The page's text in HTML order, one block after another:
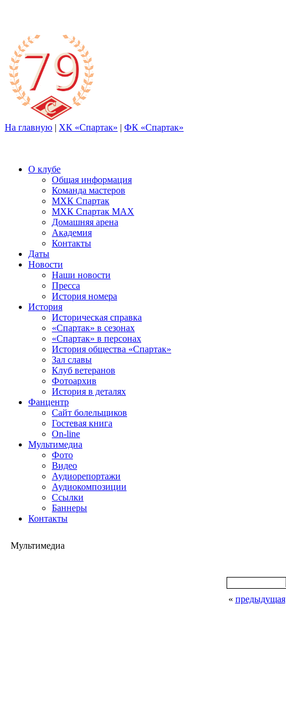
На главную | ХК «Спартак» | ФК «Спартак»
О клубе
Общая информация
Команда мастеров
МХК Спартак
МХК Спартак МАХ
Домашняя арена
Академия
Контакты
Даты
Новости
Наши новости
Пресса
История номера
История
Историческая справка
«Спартак» в сезонах
«Спартак» в персонах
История общества «Спартак»
Зал славы
Клуб ветеранов
Фотоархив
История в деталях
Фанцентр
Сайт болельщиков
Гостевая книга
On-line
Мультимедиа
Фото
Видео
Аудиорепортажи
Аудиокомпозиции
Ссылки
Баннеры
Контакты
Мультимедиа
« предыдущая